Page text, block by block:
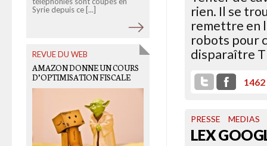
rien. Il se
remettre en
robots pour
disparaître
1462
PRESSE MEDIAS
LEX
Syrie depuis ce [...]
REVUE DU WEB
AMAZON DONNE UN COURS
D’OPTIMISATION FISCALE
"démocratisation de la culture"
nous oblige à repenser notre
approche des [...]
1961 VIOLENCE ET SILENCE